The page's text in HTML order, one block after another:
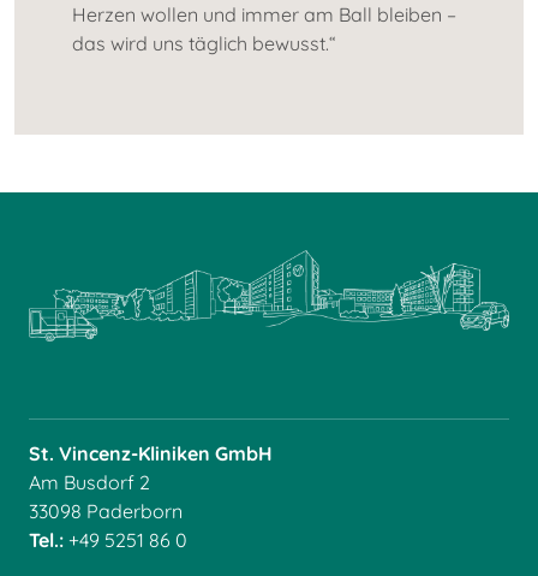
Herzen wollen und immer am Ball bleiben –
das wird uns täglich bewusst.“
St. Vincenz-Kliniken GmbH
Am Busdorf 2
33098 Paderborn
Tel.: +49 5251 86 0